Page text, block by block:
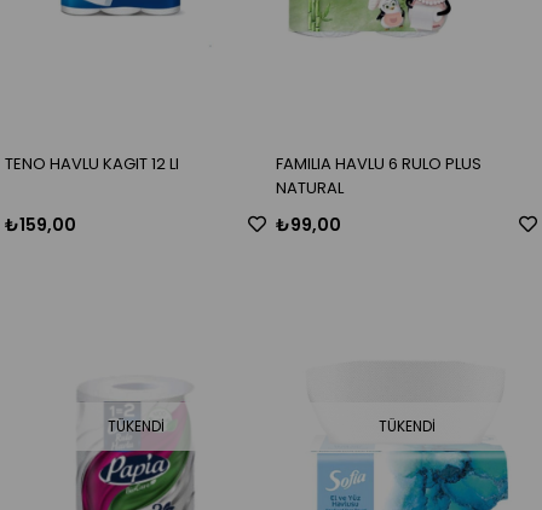
TENO HAVLU KAGIT 12 LI
₺159,00
FAMILIA HAVLU 6 RULO PLUS
NATURAL
₺99,00
TÜKENDI TÜKENDI